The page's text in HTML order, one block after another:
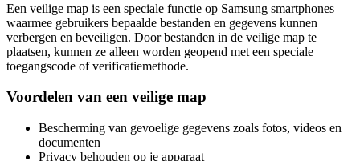
Een veilige map is een speciale functie op Samsung smartphones
waarmee gebruikers bepaalde bestanden en gegevens kunnen
verbergen en beveiligen. Door bestanden in de veilige map te
plaatsen, kunnen ze alleen worden geopend met een speciale
toegangscode of verificatiemethode.
Voordelen van een veilige map
Bescherming van gevoelige gegevens zoals fotos, videos en
documenten
Privacy behouden op je apparaat